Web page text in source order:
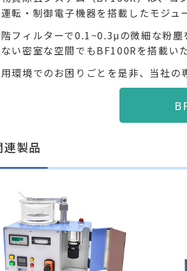
転・制御電子機器を搭載したモジ
階フィルターで0.1~0.3μの微細な粉
い密室な空間でもBF100Rを搭載い
環境でのお困りごとを是非、当社の
連製品